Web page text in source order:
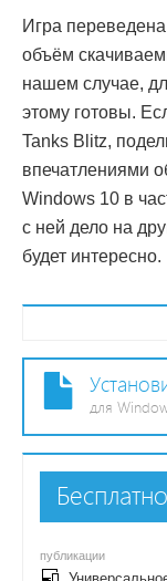
Игра
объём
нашем случае,
этому готовы.
Tanks Blitz,
впечатлениями
Windows 10 в
с ней дело на
будет интересно.
для
Бесплатно
публикации